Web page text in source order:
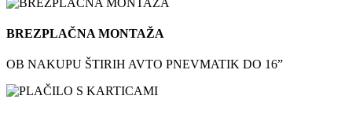
BREZPLAČNA MONTAŽA
OB NAKUPU ŠTIRIH AVTO PNEVMATIK DO 16”